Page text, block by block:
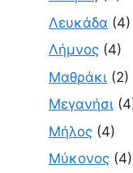
Λευκάδα (4)
Λήμνος (4)
Μαθράκι (2)
Μεγανήσι
Μήλος (4)
Μύκονος (4)